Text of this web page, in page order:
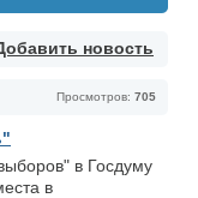
новость
Просмотров: 705
в Госдуму
в